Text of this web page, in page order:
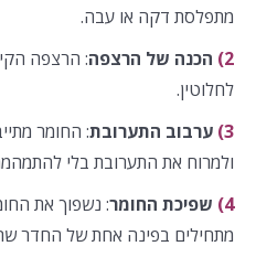
מתפלסת דקה או עבה.
2) הכנה של הרצפה: הרצפה
לחלוטין.
3) ערבוב התערובת: החומר
ולמרוח את התערובת בלי
4) שפיכת החומר: נשפוך את
מתחילים בפינה אחת של החדר